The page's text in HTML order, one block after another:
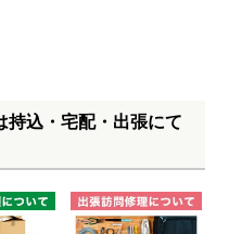
持込・宅配・出張にて